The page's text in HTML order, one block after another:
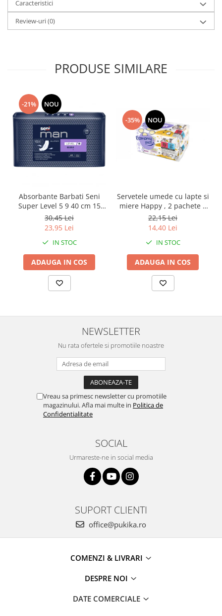
Caracteristici
Review-uri(0)
PRODUSE SIMILARE
-21% NOU
Absorbante Barbati Seni
Super Level 5 9 40 cm 15
Bucati
30,45 Lei
23,95 Lei
IN STOC
ADAUGA IN COS
-35% NOU
Servetele umede cu lapte si
miere Happy , 2 pachete x
64 bucati, 128 bucati
22,15 Lei
14,40 Lei
IN STOC
ADAUGA IN COS
NEWSLETTER
Nu rata ofertele si promotiile noastre
Vreau sa primesc newsletter cu promotiile
magazinului. Afla mai multe in Politica de
Confidentialitate
SOCIAL
Urmareste-ne in social media
SUPORT CLIENTI
office@pukika.ro
COMENZI & LIVRARI
DESPRE NOI
DATE COMERCIALE